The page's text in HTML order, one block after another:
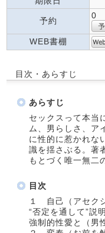
予約
0
WEB書棚
目次・あらすじ
あらすじ
セックスって本当
ム、男らしさ、
に性的に惹かれな
識を揺さぶる。著
もとづく唯一無二
目次
１ 自己（アセク
“否定を通して”説
強制的性愛と（男